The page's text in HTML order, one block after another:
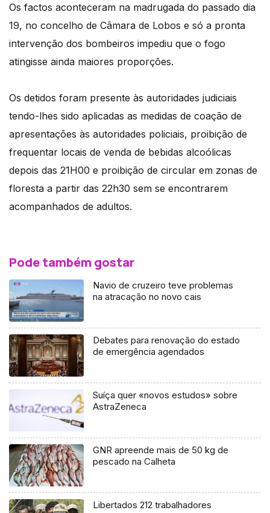
Os factos aconteceram na madrugada do passado dia
19, no concelho de Câmara de Lobos e só a pronta
intervenção dos bombeiros impediu que o fogo
atingisse ainda maiores proporções.
Os detidos foram presente às autoridades judiciais
tendo-lhes sido aplicadas as medidas de coação de
apresentações às autoridades policiais, proibição de
frequentar locais de venda de bebidas alcoólicas
depois das 21H00 e proibição de circular em zonas de
floresta a partir das 22h30 sem se encontrarem
acompanhados de adultos.
Pode também gostar
Navio de cruzeiro teve problemas
na atracação no novo cais
Debates para renovação do estado
de emergência agendados
Suíça quer «novos estudos» sobre
AstraZeneca
GNR apreende mais de 50 kg de
pescado na Calheta
Libertados 212 trabalhadores